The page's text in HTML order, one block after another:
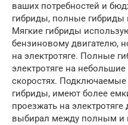
ваших потребностей и
гибриды, полные
Мягкие гибриды
бензиновому двигателю,
на электротяге. Полные
электротяге на
скоростях.
гибриды, имеют более
проезжать на
выбирал между полным и